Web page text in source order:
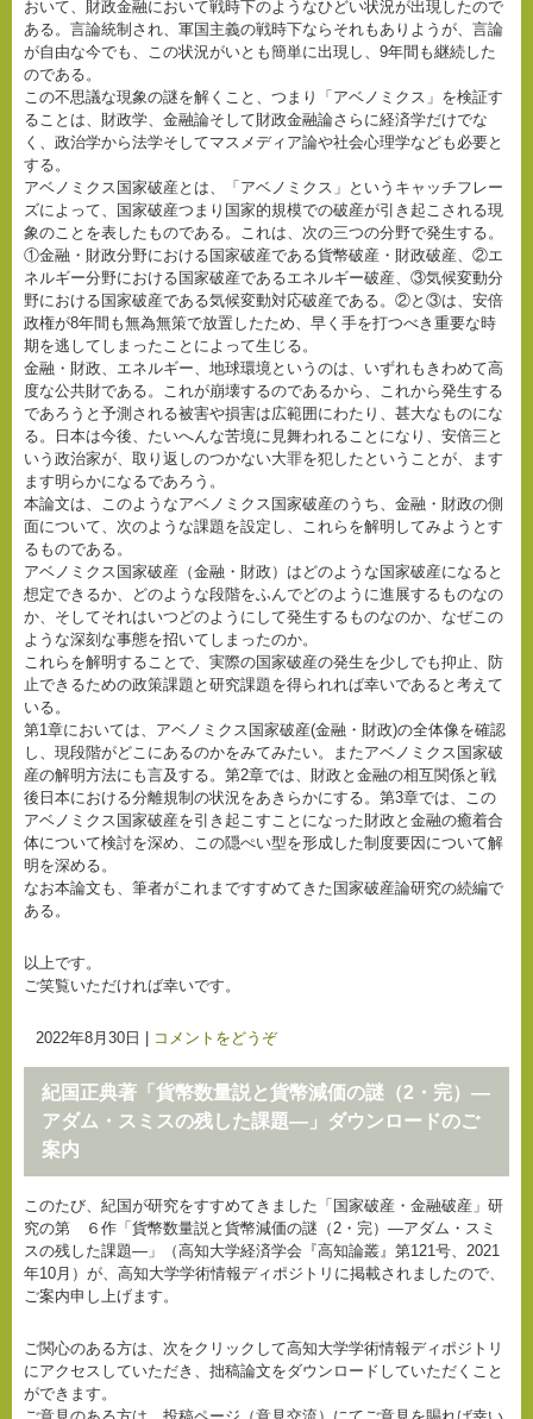
おいて、財政金融において戦時下のようなひどい状況が出現したので
ある。言論統制され、軍国主義の戦時下ならそれもありようが、言論
が自由な今でも、この状況がいとも簡単に出現し、9年間も継続した
のである。
この不思議な現象の謎を解くこと、つまり「アベノミクス」を検証す
ることは、財政学、金融論そして財政金融論さらに経済学だけでな
く、政治学から法学そしてマスメディア論や社会心理学なども必要と
する。
アベノミクス国家破産とは、「アベノミクス」というキャッチフレー
ズによって、国家破産つまり国家的規模での破産が引き起こされる現
象のことを表したものである。これは、次の三つの分野で発生する。
①金融・財政分野における国家破産である貨幣破産・財政破産、②エ
ネルギー分野における国家破産であるエネルギー破産、③気候変動分
野における国家破産である気候変動対応破産である。②と③は、安倍
政権が8年間も無為無策で放置したため、早く手を打つべき重要な時
期を逃してしまったことによって生じる。
金融・財政、エネルギー、地球環境というのは、いずれもきわめて高
度な公共財である。これが崩壊するのであるから、これから発生する
であろうと予測される被害や損害は広範囲にわたり、甚大なものにな
る。日本は今後、たいへんな苦境に見舞われることになり、安倍三と
いう政治家が、取り返しのつかない大罪を犯したということが、ます
ます明らかになるであろう。
本論文は、このようなアベノミクス国家破産のうち、金融・財政の側
面について、次のような課題を設定し、これらを解明してみようとす
るものである。
アベノミクス国家破産（金融・財政）はどのような国家破産になると
想定できるか、どのような段階をふんでどのように進展するものなの
か、そしてそれはいつどのようにして発生するものなのか、なぜこの
ような深刻な事態を招いてしまったのか。
これらを解明することで、実際の国家破産の発生を少しでも抑止、防
止できるための政策課題と研究課題を得られれば幸いであると考えて
いる。
第1章においては、アベノミクス国家破産(金融・財政)の全体像を確認
し、現段階がどこにあるのかをみてみたい。またアベノミクス国家破
産の解明方法にも言及する。第2章では、財政と金融の相互関係と戦
後日本における分離規制の状況をあきらかにする。第3章では、この
アベノミクス国家破産を引き起こすことになった財政と金融の癒着合
体について検討を深め、この隠ぺい型を形成した制度要因について解
明を深める。
なお本論文も、筆者がこれまですすめてきた国家破産論研究の続編で
ある。
以上です。
ご笑覧いただければ幸いです。
2022年8月30日 コメントをどうぞ
紀国正典著「貨幣数量説と貨幣減価の謎（2・完）―
アダム・スミスの残した課題―」ダウンロードのご
案内
このたび、紀国が研究をすすめてきました「国家破産・金融破産」研
究の第 ６作「貨幣数量説と貨幣減価の謎（2・完）―アダム・スミ
スの残した課題―」（高知大学経済学会『高知論叢』第121号、2021
年10月）が、高知大学学術情報ディポジトリに掲載されましたので、
ご案内申し上げます。
ご関心のある方は、次をクリックして高知大学学術情報ディポジトリ
にアクセスしていただき、拙稿論文をダウンロードしていただくこと
ができます。